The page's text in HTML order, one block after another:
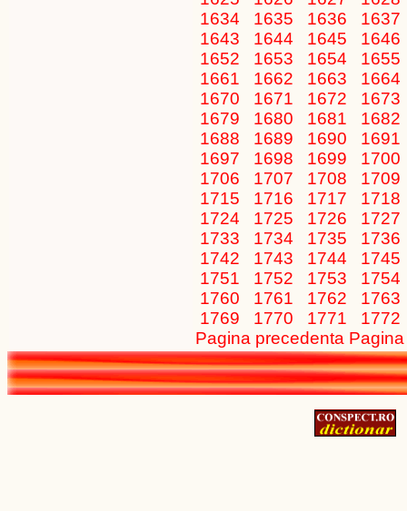
1634
1635 1636
1637
1643
1644 1645
1646
1652
1653 1654
1655
1661
1662 1663
1664
1670
1671 1672
1673
1679
1680 1681
1682
1688
1689 1690
1691
1697
1698 1699
1700
1706
1707 1708
1709
1715
1716 1717
1718
1724
1725 1726
1727
1733
1734 1735
1736
1742
1743 1744
1745
1751
1752 1753
1754
1760
1761 1762
1763
1769
1770 1771
1772
Pagina precedenta